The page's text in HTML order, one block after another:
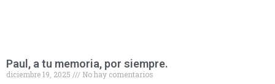
Paul, a tu memoria, por siempre.
diciembre 19, 2025 No hay comentarios